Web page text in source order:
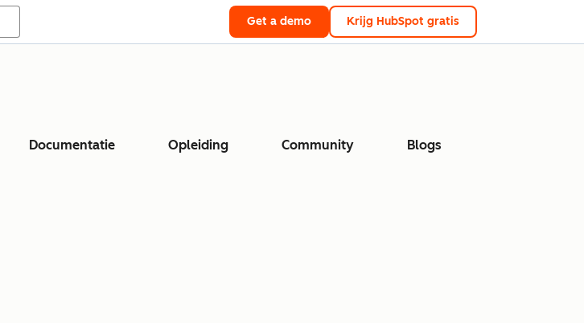
Get a demo Krijg HubSpot gratis
Documentatie Opleiding Community Blogs